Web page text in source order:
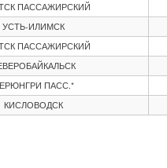
ПАССАЖИРСКИЙ
УСТЬ-ИЛИМСК
ПАССАЖИРСКИЙ
ПАСС.*
КИСЛОВОДСК